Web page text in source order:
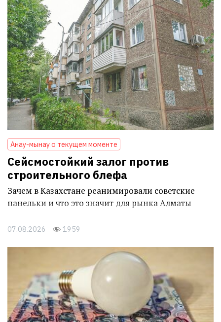
Анау-мынау о текущем моменте
Сейсмостойкий залог против
строительного блефа
Зачем в Казахстане реанимировали советские
панельки и что это значит для рынка Алматы
07.08.2026 1959